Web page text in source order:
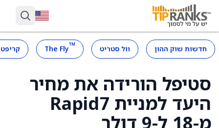
חדשות שוק ההון וול סטריט ™
The Fly
סטיפל הורידה את מחיר
היעד למניית Rapid7
מ-18 ל-9 דולר